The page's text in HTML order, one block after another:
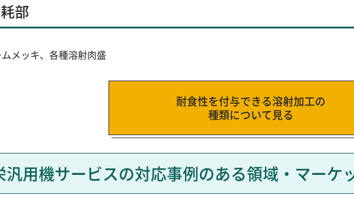
部
メッキ、各種溶射肉盛
耐食性を付与できる溶射加工の
種類について見る
汎用機サービスの対応事例のある領域・マーケ